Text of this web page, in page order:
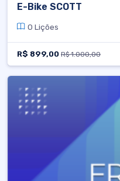
E-Bike SCOTT
0 Lições
R$ 899,00 R$ 1.000,00